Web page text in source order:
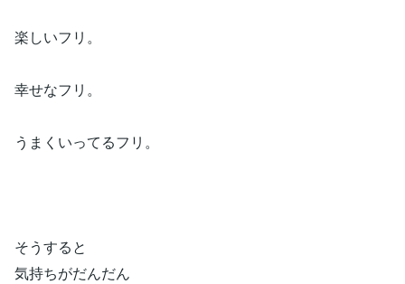
楽しいフリ。
幸せなフリ。
うまくいってるフリ。
そうすると
気持ちがだんだん